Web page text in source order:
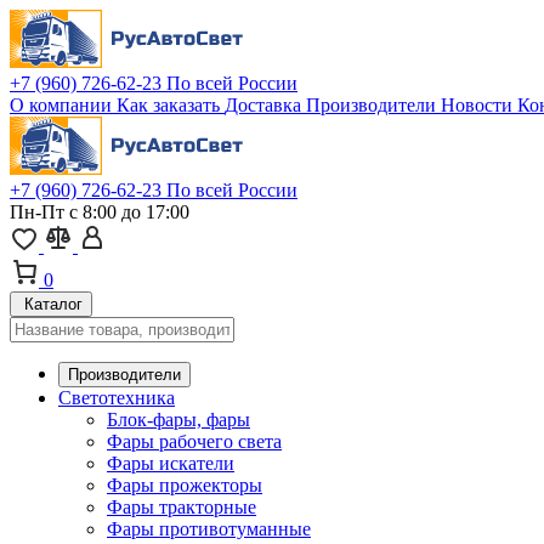
+7 (960) 726-62-23 По всей России
О компании Как заказать Доставка Производители Новости
+7 (960) 726-62-23 По всей России
Пн-Пт с 8:00 до 17:00
0
Каталог
Производители
Светотехника
Блок-фары, фары
Фары рабочего света
Фары искатели
Фары прожекторы
Фары тракторные
Фары противотуманные